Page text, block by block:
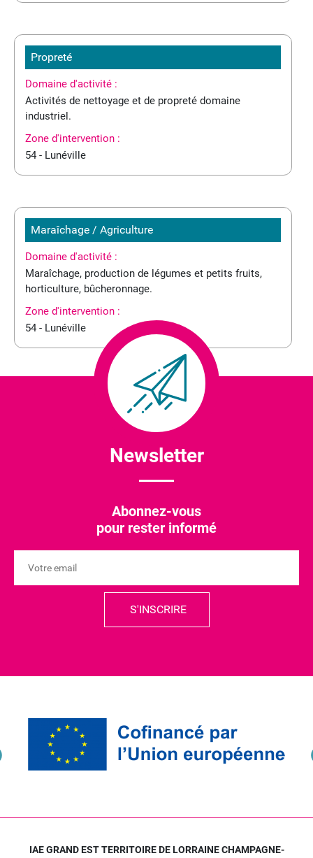
Propreté
Domaine d'activité :
Activités de nettoyage et de propreté domaine
industriel.
Zone d'intervention :
54 - Lunéville
Maraîchage / Agriculture
Domaine d'activité :
Maraîchage, production de légumes et petits fruits,
horticulture, bûcheronnage.
Zone d'intervention :
54 - Lunéville
Newsletter
Abonnez-vous
pour rester informé
IAE GRAND EST TERRITOIRE DE LORRAINE CHAMPAGNE-